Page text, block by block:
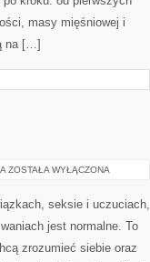
masy mięśniowej i
na […]
SEKS
ZOSTAŁA WYŁĄCZONA
seksie i uczuciach,
jest normalne. To
zrozumieć siebie oraz